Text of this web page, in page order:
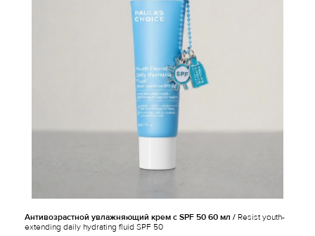
Антивозрастной увлажняющий крем с SPF 50 60 мл / Resist youth-
extending daily hydrating fluid SPF 50